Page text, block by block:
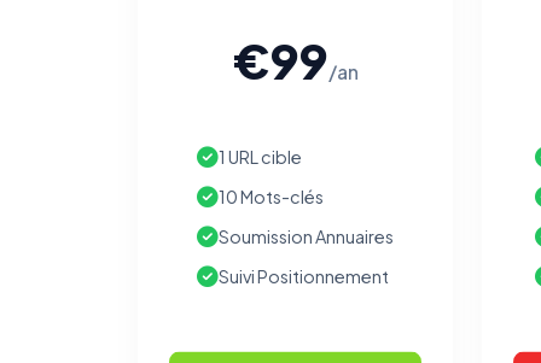
€99/an
1 URL cible
10 Mots-clés
Soumission Annuaires
Suivi Positionnement